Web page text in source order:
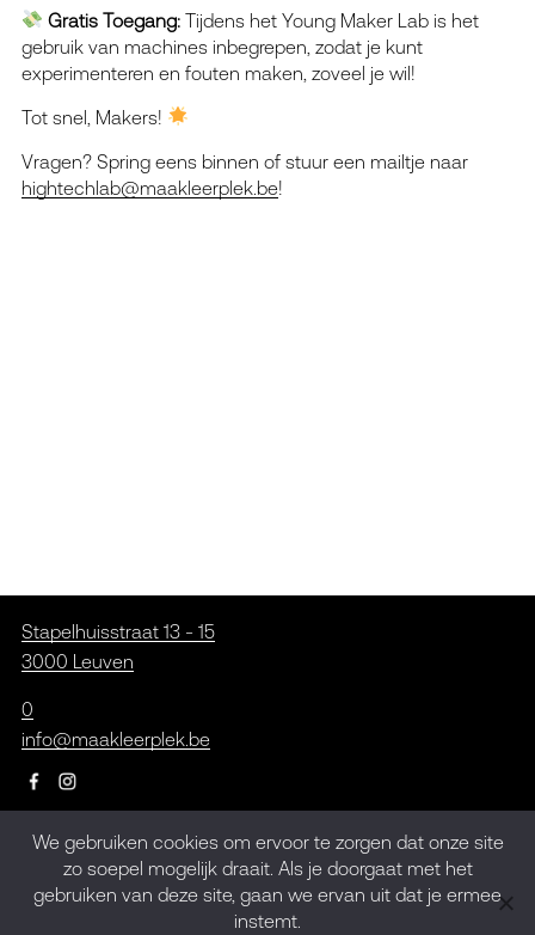
Gratis Toegang: Tijdens het Young Maker Lab is het
gebruik van machines inbegrepen, zodat je kunt
experimenteren en fouten maken, zoveel je wil!
Tot snel, Makers!
Vragen? Spring eens binnen of stuur een mailtje naar
hightechlab@maakleerplek.be!
Stapelhuisstraat 13 - 15
3000 Leuven
0
info@maakleerplek.be
Inschrijven op de
nieuwsbrief
We gebruiken cookies om ervoor te zorgen dat onze site
zo soepel mogelijk draait. Als je doorgaat met het
gebruiken van deze site, gaan we ervan uit dat je ermee
instemt.